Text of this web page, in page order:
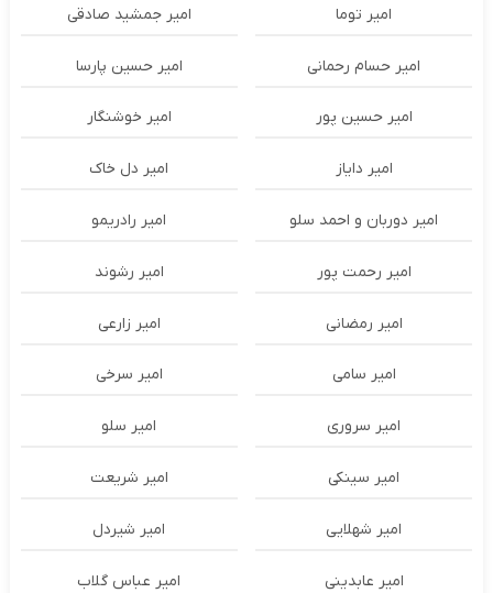
امیر توما امیر جمشید صادقی
امیر حسام رحمانی امیر حسین پارسا
امیر حسین پور امیر خوشنگار
امیر دایاز امیر دل خاک
امیر دوربان و احمد سلو امیر رادریمو
امیر رحمت پور امیر رشوند
امیر رمضانی امیر زارعی
امیر سامی امیر سرخی
امیر سروری امیر سلو
امیر سینکی امیر شریعت
امیر شهلایی امیر شیردل
امیر عابدینی امیر عباس گلاب